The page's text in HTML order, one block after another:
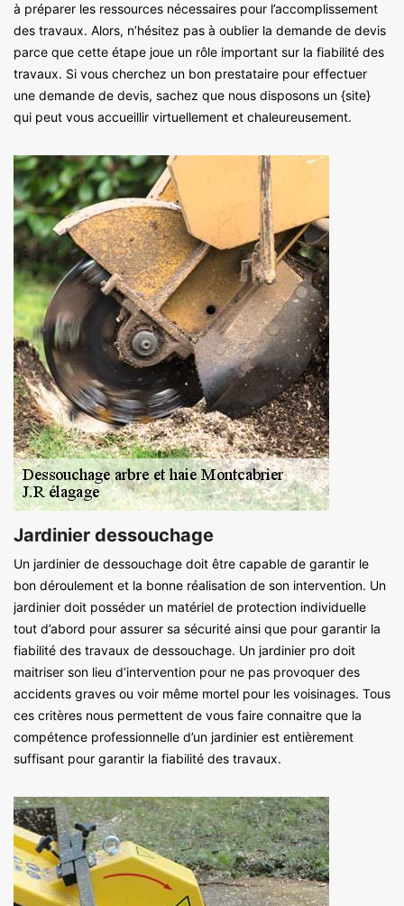
à préparer les ressources nécessaires pour l’accomplissement
des travaux. Alors, n’hésitez pas à oublier la demande de devis
parce que cette étape joue un rôle important sur la fiabilité des
travaux. Si vous cherchez un bon prestataire pour effectuer
une demande de devis, sachez que nous disposons un {site}
qui peut vous accueillir virtuellement et chaleureusement.
Jardinier dessouchage
Un jardinier de dessouchage doit être capable de garantir le
bon déroulement et la bonne réalisation de son intervention. Un
jardinier doit posséder un matériel de protection individuelle
tout d’abord pour assurer sa sécurité ainsi que pour garantir la
fiabilité des travaux de dessouchage. Un jardinier pro doit
maitriser son lieu d’intervention pour ne pas provoquer des
accidents graves ou voir même mortel pour les voisinages. Tous
ces critères nous permettent de vous faire connaitre que la
compétence professionnelle d’un jardinier est entièrement
suffisant pour garantir la fiabilité des travaux.